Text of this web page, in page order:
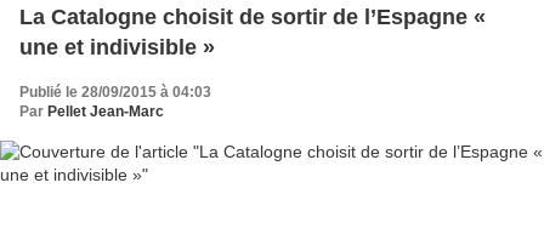
La Catalogne choisit de sortir de l’Espagne «
une et indivisible »
Publié le 28/09/2015 à 04:03
Par Pellet Jean-Marc